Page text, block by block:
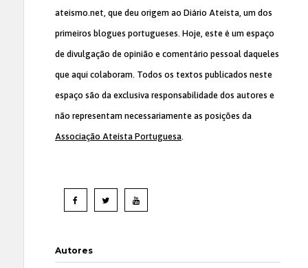
ateismo.net, que deu origem ao Diário Ateísta, um dos
primeiros blogues portugueses. Hoje, este é um espaço
de divulgação de opinião e comentário pessoal daqueles
que aqui colaboram. Todos os textos publicados neste
espaço são da exclusiva responsabilidade dos autores e
não representam necessariamente as posições da
Associação Ateísta Portuguesa.
Autores